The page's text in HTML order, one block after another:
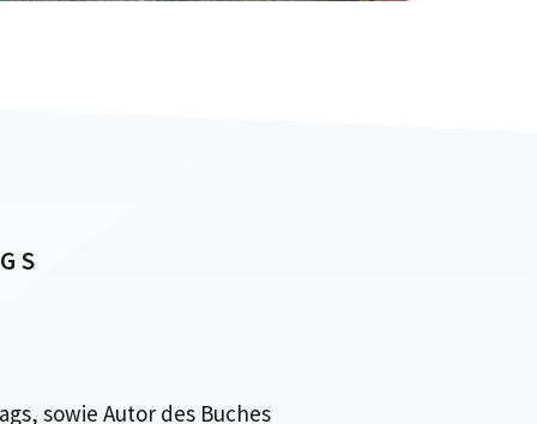
sowie Autor des Buches